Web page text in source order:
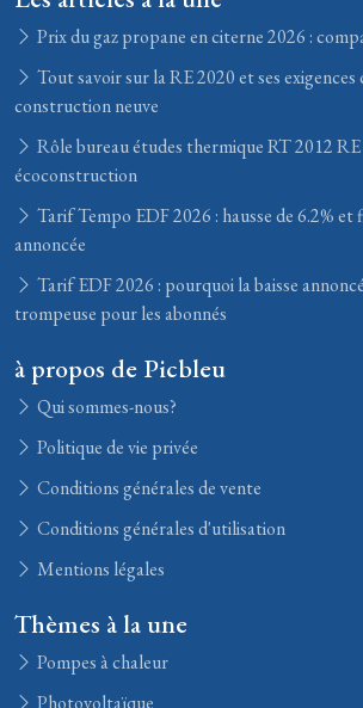
Prix du gaz propane en citerne 2026 :
Tout savoir sur la RE 2020 et ses exigences
construction neuve
Rôle bureau études thermique RT 2012
écoconstruction
Tarif Tempo EDF 2026 : hausse de 6.2% et
annoncée
Tarif EDF 2026 : pourquoi la baisse
trompeuse pour les abonnés
à propos de Picbleu
Qui sommes-nous?
Politique de vie privée
Conditions générales de vente
Conditions générales d'utilisation
Mentions légales
Thèmes à la une
Pompes à chaleur
Photovoltaïque